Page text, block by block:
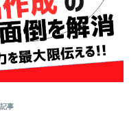
記事